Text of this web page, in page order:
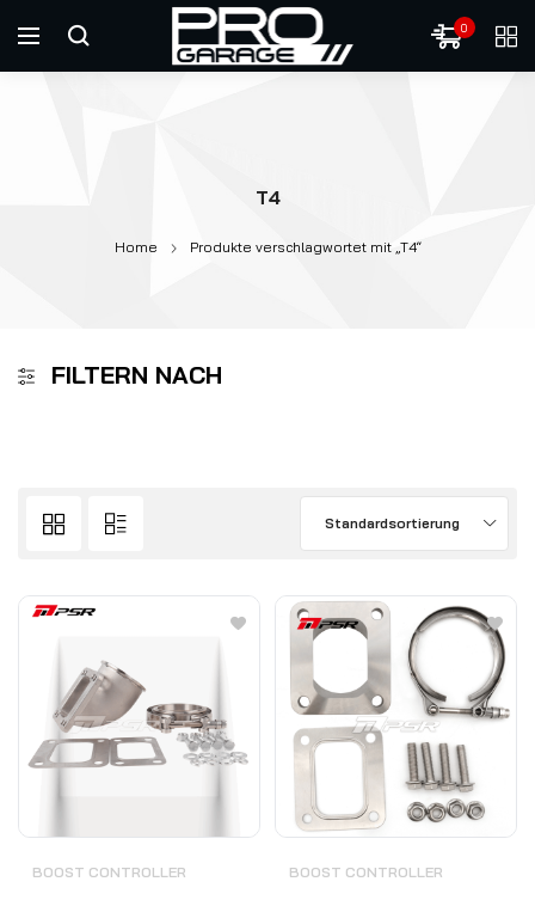
0
T4
Home Produkte verschlagwortet mit „T4“
FILTERN NACH
Standardsortierung
BOOST CONTROLLER BOOST CONTROLLER